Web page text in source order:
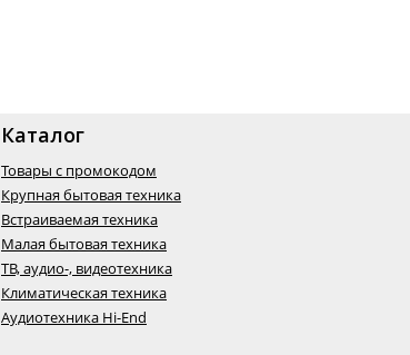
Каталог
Товары с промокодом
Крупная бытовая техника
Встраиваемая техника
Малая бытовая техника
ТВ, аудио-, видеотехника
Климатическая техника
Аудиотехника Hi-End